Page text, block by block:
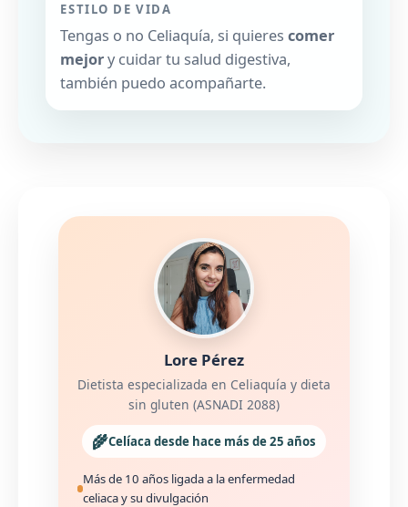
ESTILO DE VIDA
Tengas o no Celiaquía, si quierescomer
mejory cuidar tu salud digestiva,
también puedo acompañarte.
Lore Pérez
Dietista especializada en Celiaquía y dieta
sin gluten (ASNADI 2088)
🌾Celíaca desde hace más de 25 años
Más de 10 años ligada a la enfermedad
celiaca y su divulgación